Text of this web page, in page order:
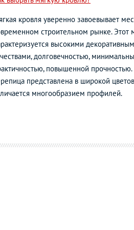
кровля уверенно завоевывает
строительном рынке. Этот
высокими
долговечностью,
повышенной прочностью.
представлена в широкой
многообразием профилей.